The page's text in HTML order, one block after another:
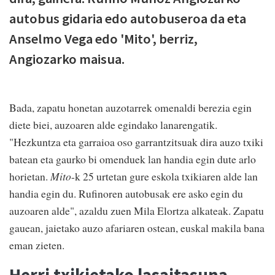
autobus gidaria edo autobuseroa da eta
Anselmo Vega edo 'Mito', berriz,
Angiozarko maisua.
Bada, zapatu honetan auzotarrek omenaldi berezia egin
diete biei, auzoaren alde egindako lanarengatik.
"Hezkuntza eta garraioa oso garrantzitsuak dira auzo txiki
batean eta gaurko bi omenduek lan handia egin dute arlo
horietan. Mito-k 25 urtetan gure eskola txikiaren alde lan
handia egin du. Rufinoren autobusak ere asko egin du
auzoaren alde", azaldu zuen Mila Elortza alkateak. Zapatu
gauean, jaietako auzo afariaren ostean, euskal makila bana
eman zieten.